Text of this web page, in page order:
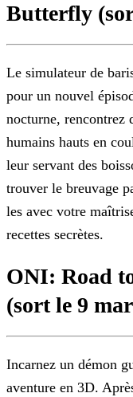
Butterfly
Le simulateur de
pour un nouvel
nocturne, rencontrez
humains hauts en
leur servant des
trouver le breuvage
les avec votre
recettes secrètes.
ONI: Road
(sort le 9
Incarnez un démon
aventure en 3D.